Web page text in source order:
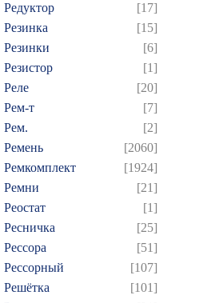
Редуктор
[17]
Резинка
[15]
Резинки
[6]
Резистор
[1]
Реле
[20]
Рем-т
[7]
Рем.
[2]
Ремень
[2060]
Ремкомплект
[1924]
Ремни
[21]
Реостат
[1]
Ресничка
[25]
Рессора
[51]
Рессорный
[107]
Решётка
[101]